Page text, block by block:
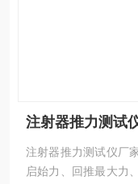
注射器推力测试
注射器推力测试仪厂
启始力、回推最大力